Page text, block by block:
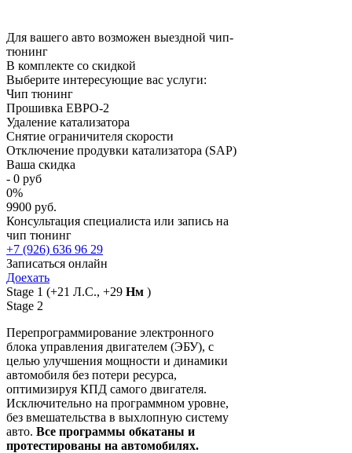
Для вашего авто возможен выездной чип-
тюнинг
В комплекте со скидкой
Выберите интересующие вас услуги:
Чип тюнинг
Прошивка ЕВРО-2
Удаление катализатора
Снятие ограничителя скорости
Отключение продувки катализатора (SAP)
Ваша скидка
- 0 руб
0%
9900 руб.
Консультация специалиста или запись на
чип тюнинг
+7 (926) 636 96 29
Записаться онлайн
Доехать
Stage 1 (+21 Л.С., +29 Нм )
Stage 2
Перепрограммирование электронного
блока управления двигателем (ЭБУ), с
целью улучшения мощности и динамики
автомобиля без потери ресурса,
оптимизируя КПД самого двигателя.
Исключительно на программном уровне,
без вмешательства в выхлопную систему
авто. Все программы обкатаны и
протестированы на автомобилях.